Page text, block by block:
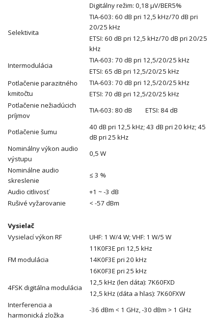
Digitálny režim: 0,18 μV/BER5%
Selektivita
TIA-603: 60 dB pri 12,5 kHz/70 dB pri
20/25 kHz
ETSI: 60 dB pri 12,5 kHz/70 dB pri 20/25
kHz
Intermodulácia
TIA-603: 70 dB pri 12,5/20/25 kHz
ETSI: 65 dB pri 12,5/20/25 kHz
Potlačenie parazitného
kmitočtu
TIA-603: 70 dB pri 12,5/20/25 kHz
ETSI: 70 dB pri 12,5/20/25 kHz
Potlačenie nežiadúcich
príjmov
TIA-603: 80 dB ETSI: 84 dB
Potlačenie šumu
40 dB pri 12,5 kHz; 43 dB pri 20 kHz; 45
dB pri 25 kHz
Nominálny výkon audio
výstupu
0,5 W
Nominálne audio
skreslenie
≤ 3 %
Audio citlivosť
+1 ~ -3 dB
Rušivé vyžarovanie
< -57 dBm
Vysielač
Vysielací výkon RF
UHF: 1 W/4 W; VHF: 1 W/5 W
FM modulácia
11K0F3E pri 12,5 kHz
14K0F3E pri 20 kHz
16K0F3E pri 25 kHz
4FSK digitálna modulácia
12,5 kHz (len dáta): 7K60FXD
12,5 kHz (dáta a hlas): 7K60FXW
Interferencia a
harmonická zložka
-36 dBm < 1 GHz, -30 dBm > 1 GHz